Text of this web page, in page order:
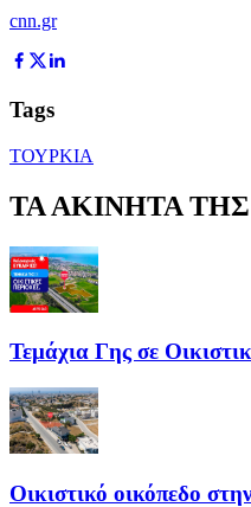
cnn.gr
Tags
ΤΟΥΡΚΙΑ
ΤΑ ΑΚΙΝΗΤΑ
Τεμάχια Γης σε
Οικιστικό οικόπεδο